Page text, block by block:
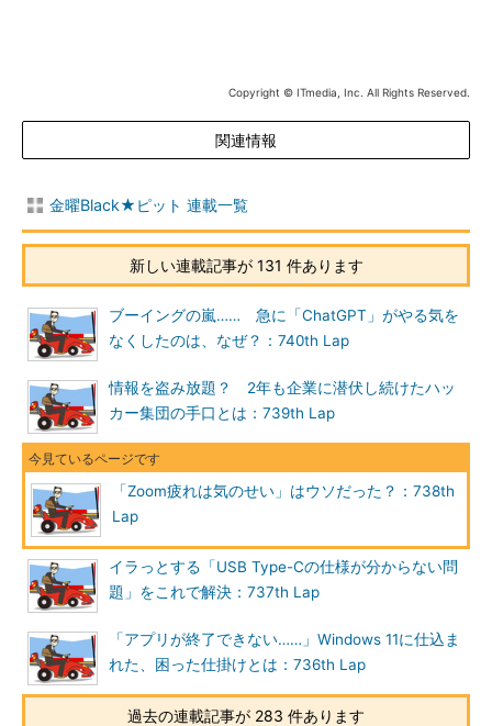
Copyright © ITmedia, Inc. All Rights Reserved.
関連情報
金曜Black★ピット 連載一覧
新しい連載記事が 131 件あります
ブーイングの嵐…… 急に「ChatGPT」がやる気を
なくしたのは、なぜ？：740th Lap
情報を盗み放題？ 2年も企業に潜伏し続けたハッ
カー集団の手口とは：739th Lap
「Zoom疲れは気のせい」はウソだった？：738th
Lap
イラっとする「USB Type-Cの仕様が分からない問
題」をこれで解決：737th Lap
「アプリが終了できない……」Windows 11に仕込ま
れた、困った仕掛けとは：736th Lap
過去の連載記事が 283 件あります